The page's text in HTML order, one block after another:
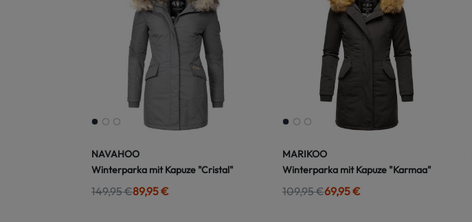
NAVAHOO
Winterparka mit Kapuze "Cristal"
149,95 €89,95 €
MARIKOO
Winterparka mit Kapuze "Karmaa"
109,95 €69,95 €